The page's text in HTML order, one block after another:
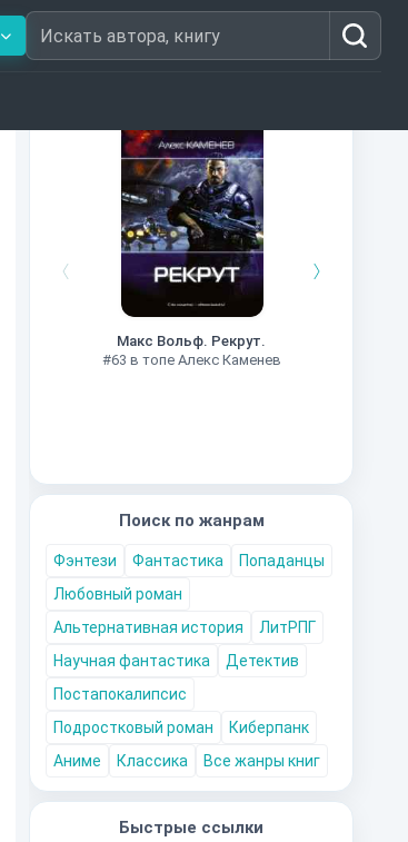
Искать автора, книгу
Книги из топ-100
Макс Вольф. Рекрут.
#63 в топе Алекс Каменев
Поиск по жанрам
Фэнтези Фантастика
Попаданцы
Любовный роман
Альтернативная история
ЛитРПГ
Научная фантастика
Детектив
Постапокалипсис
Подростковый роман
Киберпанк
Аниме
Классика Все жанры книг
Быстрые ссылки